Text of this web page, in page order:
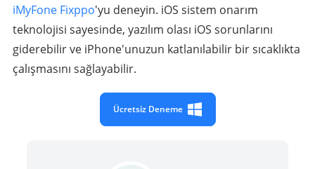
iMyFone Fixppo'yu deneyin. iOS sistem onarım
teknolojisi sayesinde, yazılım olası iOS sorunlarını
giderebilir ve iPhone'unuzun katlanılabilir bir sıcaklıkta
çalışmasını sağlayabilir.
Ücretsiz Deneme